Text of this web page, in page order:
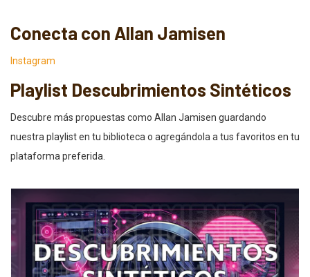
Conecta con Allan Jamisen
Instagram
Playlist Descubrimientos Sintéticos
Descubre más propuestas como Allan Jamisen guardando
nuestra playlist en tu biblioteca o agregándola a tus favoritos en tu
plataforma preferida.